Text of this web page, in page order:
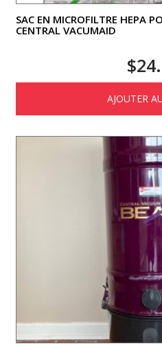
SAC EN MICROFILTRE HEPA
CENTRAL VACUMAID
$
AJOUTER